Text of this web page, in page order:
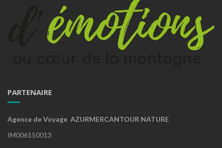
PARTENAIRE
Agence de Voyage AZURMERCANTOUR NATURE
IM006150013